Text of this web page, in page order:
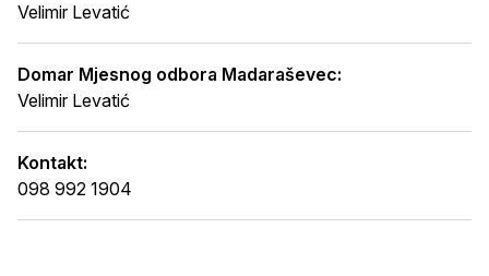
Velimir Levatić
Domar Mjesnog odbora Madaraševec:
Velimir Levatić
Kontakt:
098 992 1904